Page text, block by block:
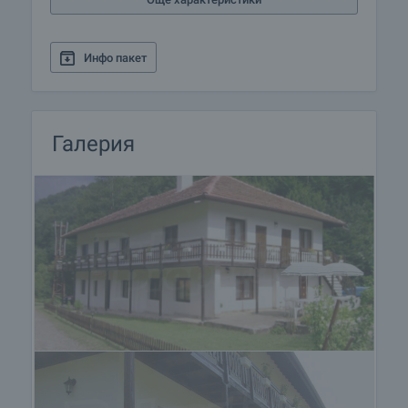
дупка”. Трябва да се видят водопада в
м.Козница в Тетевен и Гложенския водопад.
Привлекателни са екскурзиите до върховете и
Инфо пакет
Галерия